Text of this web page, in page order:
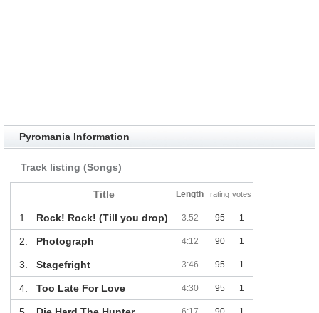
Pyromania Information
Track listing (Songs)
Title Length rating votes
1. Rock! Rock! (Till you drop) 3:52 95 1
2. Photograph 4:12 90 1
3. Stagefright 3:46 95 1
4. Too Late For Love 4:30 95 1